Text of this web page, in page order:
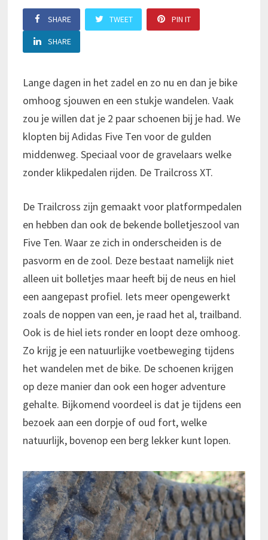
SHARE TWEET PIN IT
SHARE
Lange dagen in het zadel en zo nu en dan je bike
omhoog sjouwen en een stukje wandelen. Vaak
zou je willen dat je 2 paar schoenen bij je had. We
klopten bij Adidas Five Ten voor de gulden
middenweg. Speciaal voor de gravelaars welke
zonder klikpedalen rijden. De Trailcross XT.
De Trailcross zijn gemaakt voor platformpedalen
en hebben dan ook de bekende bolletjeszool van
Five Ten. Waar ze zich in onderscheiden is de
pasvorm en de zool. Deze bestaat namelijk niet
alleen uit bolletjes maar heeft bij de neus en hiel
een aangepast profiel. Iets meer opengewerkt
zoals de noppen van een, je raad het al, trailband.
Ook is de hiel iets ronder en loopt deze omhoog.
Zo krijg je een natuurlijke voetbeweging tijdens
het wandelen met de bike. De schoenen krijgen
op deze manier dan ook een hoger adventure
gehalte. Bijkomend voordeel is dat je tijdens een
bezoek aan een dorpje of oud fort, welke
natuurlijk, bovenop een berg lekker kunt lopen.